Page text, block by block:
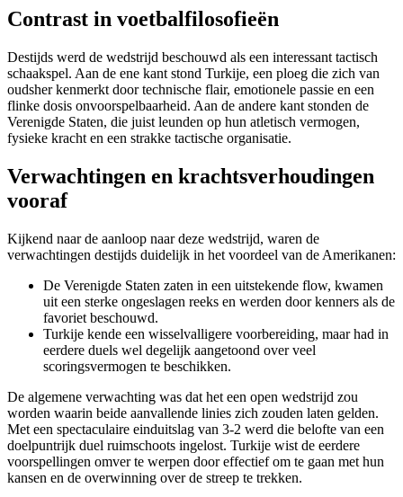
Contrast in voetbalfilosofieën
Destijds werd de wedstrijd beschouwd als een interessant tactisch
schaakspel. Aan de ene kant stond Turkije, een ploeg die zich van
oudsher kenmerkt door technische flair, emotionele passie en een
flinke dosis onvoorspelbaarheid. Aan de andere kant stonden de
Verenigde Staten, die juist leunden op hun atletisch vermogen,
fysieke kracht en een strakke tactische organisatie.
Verwachtingen en krachtsverhoudingen
vooraf
Kijkend naar de aanloop naar deze wedstrijd, waren de
verwachtingen destijds duidelijk in het voordeel van de Amerikanen:
De Verenigde Staten zaten in een uitstekende flow, kwamen
uit een sterke ongeslagen reeks en werden door kenners als de
favoriet beschouwd.
Turkije kende een wisselvalligere voorbereiding, maar had in
eerdere duels wel degelijk aangetoond over veel
scoringsvermogen te beschikken.
De algemene verwachting was dat het een open wedstrijd zou
worden waarin beide aanvallende linies zich zouden laten gelden.
Met een spectaculaire einduitslag van 3-2 werd die belofte van een
doelpuntrijk duel ruimschoots ingelost. Turkije wist de eerdere
voorspellingen omver te werpen door effectief om te gaan met hun
kansen en de overwinning over de streep te trekken.